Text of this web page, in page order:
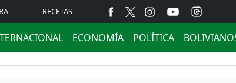
RECETAS
ECONOMÍA POLÍTICA